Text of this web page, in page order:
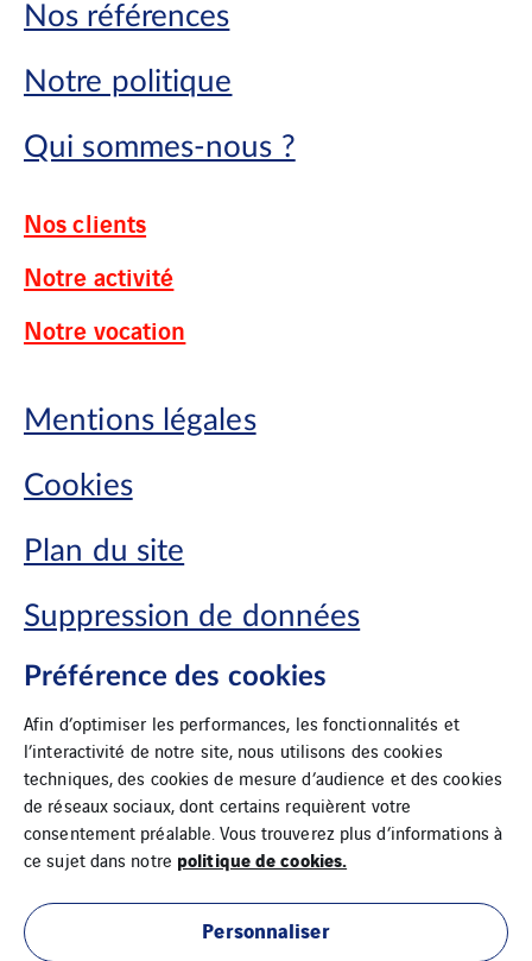
Nos références
Notre politique
Qui sommes-nous ?
Nos clients
Notre activité
Notre vocation
Mentions légales
Cookies
Plan du site
Suppression de données
Préférence des cookies
Afin d’optimiser les performances, les fonctionnalités et
l’interactivité de notre site, nous utilisons des cookies
techniques, des cookies de mesure d’audience et des cookies
de réseaux sociaux, dont certains requièrent votre
consentement préalable. Vous trouverez plus d’informations à
ce sujet dans notre politique de cookies.
Personnaliser